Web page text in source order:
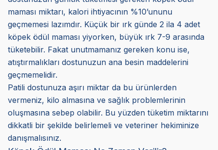
maması miktarı, kalori ihtiyacının %10’ununu
geçmemesi lazımdır. Küçük bir ırk günde 2 ila 4 adet
köpek ödül maması yiyorken, büyük ırk 7-9 arasında
tüketebilir. Fakat unutmamanız gereken konu ise,
atıştırmalıkları dostunuzun ana besin maddelerini
geçmemelidir.
Patili dostunuza aşırı miktar da bu ürünlerden
vermeniz, kilo almasına ve sağlık problemlerinin
oluşmasına sebep olabilir. Bu yüzden tüketim miktarını
dikkatli bir şekilde belirlemeli ve veteriner hekiminize
danışmalısınız.